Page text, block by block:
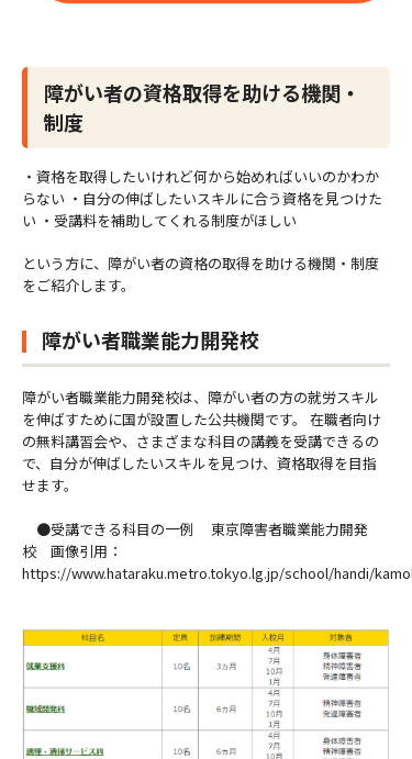
障がい者の資格取得を助ける機関・
制度
・資格を取得したいけれど何から始めればいいのかわか
らない ・自分の伸ばしたいスキルに合う資格を見つけた
い ・受講料を補助してくれる制度がほしい
という方に、障がい者の資格の取得を助ける機関・制度
をご紹介します。
障がい者職業能力開発校
障がい者職業能力開発校は、障がい者の方の就労スキル
を伸ばすために国が設置した公共機関です。 在職者向け
の無料講習会や、さまざまな科目の講義を受講できるの
で、自分が伸ばしたいスキルを見つけ、資格取得を目指
せます。
●受講できる科目の一例 東京障害者職業能力開発
校 画像引用：
https://www.hataraku.metro.tokyo.lg.jp/school/handi/